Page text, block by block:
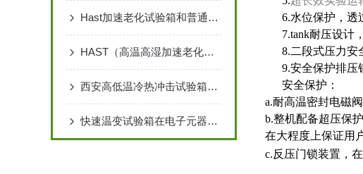
Hast加速老化试验箱和普通老化试验箱的区别
HAST（高温高湿加速老化试验箱）工作原理及技术解析
西安高低温冷热冲击试验箱可以分层设置吗？
快速温变试验箱在电子元器件筛选、汽车电子、半导体测试中的应用
6.水位保护，透
7.tank耐压设计
8.二段式压力安
9.安全保护排压
安全保护：
a.耐高温密封电磁
b.整机配备超压保
在大程度上保证用
c.反压门锁装置，